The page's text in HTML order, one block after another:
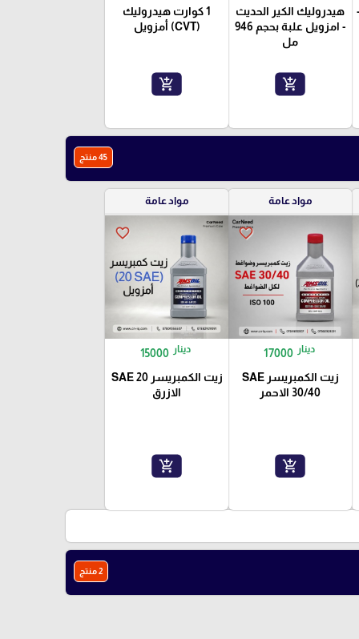
هيدروليك الكير الحديث
- امزويل علبة بحجم 946
مل
add_shopping_cart
1 كوارت هيدروليك
(CVT) أمزويل
add_shopping_cart
45 منتج
مواد عامة
favorite_border
17000 دينار
زيت الكمبريسر SAE
30/40 الاحمر
add_shopping_cart
مواد عامة
favorite_border
15000 دينار
زيت الكمبريسر SAE 20
الازرق
add_shopping_cart
2 منتج